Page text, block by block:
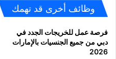
وظائف أخرى قد تهمك
فرصة عمل للخريجات الجدد في
دبي من جميع الجنسيات بالإمارات
2026